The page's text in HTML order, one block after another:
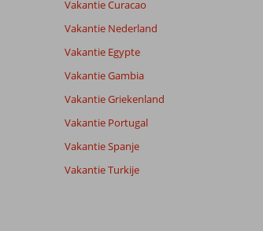
Vakantie Curacao
Vakantie Nederland
Vakantie Egypte
Vakantie Gambia
Vakantie Griekenland
Vakantie Portugal
Vakantie Spanje
Vakantie Turkije